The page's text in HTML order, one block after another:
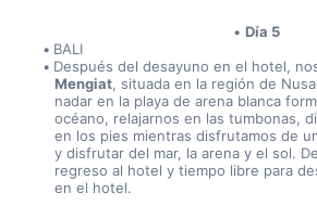
Día 5
BALI
Después del desayuno en el hotel,
Mengiat, situada en la región de
nadar en la playa de arena blanca
océano, relajarnos en las tumbonas,
en los pies mientras disfrutamos de
y disfrutar del mar, la arena y el sol.
regreso al hotel y tiempo libre para
en el hotel.